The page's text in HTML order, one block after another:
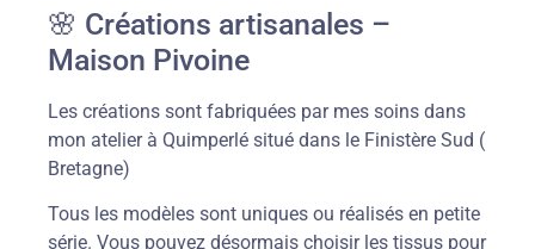
🌸 Créations artisanales –
Maison Pivoine
Les créations sont fabriquées par mes soins dans
mon atelier à Quimperlé situé dans le Finistère Sud (
Bretagne)
Tous les modèles sont uniques ou réalisés en petite
série. Vous pouvez désormais choisir les tissus pour